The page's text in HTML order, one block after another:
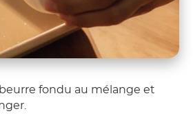
fondu au mélange et